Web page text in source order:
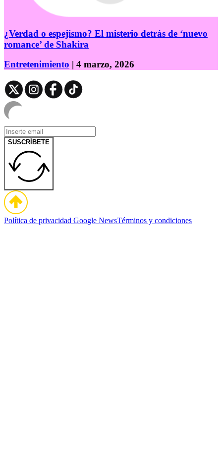
¿Verdad o espejismo? El misterio detrás de ‘nuevo
romance’ de Shakira
Entretenimiento | 4 marzo, 2026
SUSCRÍBETE
Política de privacidad Google NewsTérminos y condiciones